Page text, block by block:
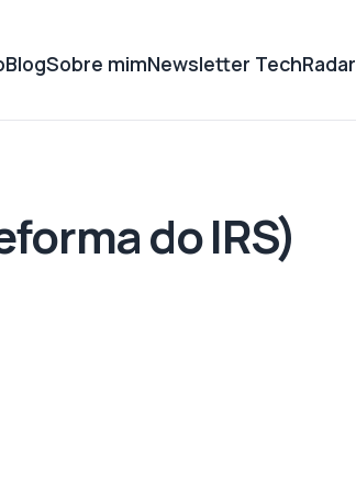
BlogSobre mimNewsletter TechRadar
do IRS)